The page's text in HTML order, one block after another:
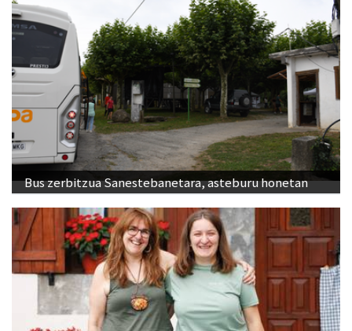
Bus zerbitzua Sanestebanetara, asteburu honetan